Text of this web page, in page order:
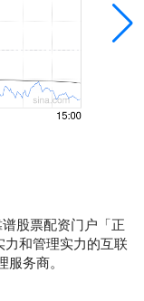
股票配资门户「正
和管理实力的互联
务商。